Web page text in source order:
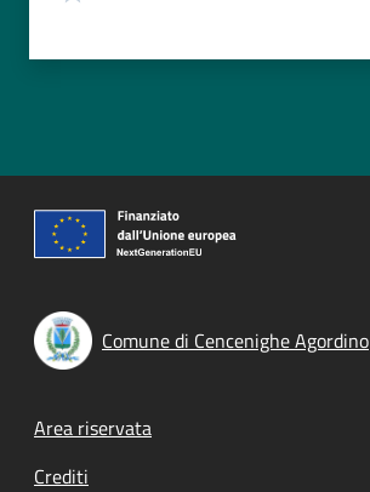
Comune di Cencenighe Agordino
Footer menu
Area riservata
Crediti